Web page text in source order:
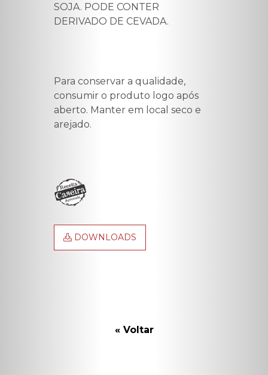
SOJA. PODE CONTER
DERIVADO DE CEVADA.
Para conservar a qualidade,
consumir o produto logo após
aberto. Manter em local seco e
arejado.
DOWNLOADS
« Voltar